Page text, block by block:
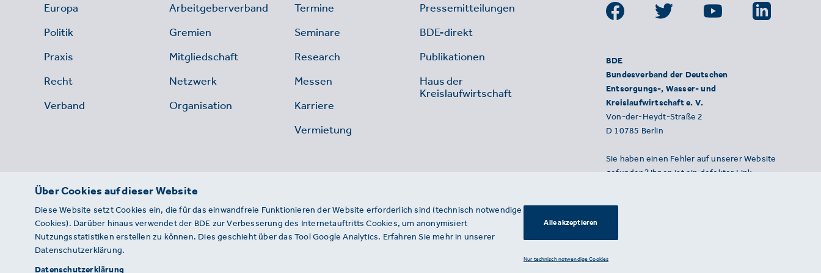
Europa
Politik
Praxis
Recht
Verband
Arbeitgeberverband
Gremien
Mitgliedschaft
Netzwerk
Organisation
Termine
Seminare
Research
Messen
Karriere
Vermietung
Pressemitteilungen
BDE-direkt
Publikationen
Haus der
Kreislaufwirtschaft
BDE
Bundesverband der Deutschen
Entsorgungs-, Wasser- und
Kreislaufwirtschaft e. V.
Von-der-Heydt-Straße 2
D 10785 Berlin
Sie haben einen Fehler auf unserer Website
gefunden? Ihnen ist ein defekter Link
© 2026 · BDE
Über Cookies auf dieser Website
Diese Website setzt Cookies ein, die für das einwandfreie Funktionieren der Website erforderlich sind (technisch notwendige
Cookies). Darüber hinaus verwendet der BDE zur Verbesserung des Internetauftritts Cookies, um anonymisiert
Nutzungsstatistiken erstellen zu können. Dies geschieht über das Tool Google Analytics. Erfahren Sie mehr in unserer
Datenschutzerklärung.
Datenschutzerklärung
Alle akzeptieren
Nur technisch notwendige Cookies